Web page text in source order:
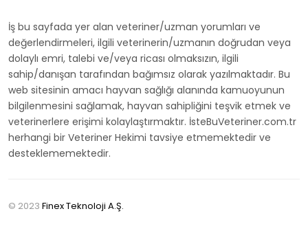
İş bu sayfada yer alan veteriner/uzman yorumları ve
değerlendirmeleri, ilgili veterinerin/uzmanın doğrudan veya
dolaylı emri, talebi ve/veya ricası olmaksızın, ilgili
sahip/danışan tarafından bağımsız olarak yazılmaktadır. Bu
web sitesinin amacı hayvan sağlığı alanında kamuoyunun
bilgilenmesini sağlamak, hayvan sahipliğini teşvik etmek ve
veterinerlere erişimi kolaylaştırmaktır. İsteBuVeteriner.com.tr
herhangi bir Veteriner Hekimi tavsiye etmemektedir ve
desteklememektedir.
© 2023 Finex Teknoloji A.Ş.